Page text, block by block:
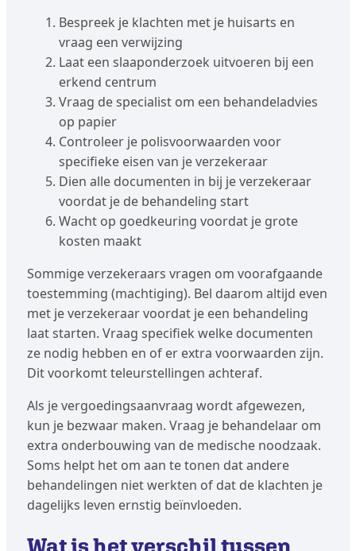
Bespreek je klachten met je huisarts en
vraag een verwijzing
Laat een slaaponderzoek uitvoeren bij een
erkend centrum
Vraag de specialist om een behandeladvies
op papier
Controleer je polisvoorwaarden voor
specifieke eisen van je verzekeraar
Dien alle documenten in bij je verzekeraar
voordat je de behandeling start
Wacht op goedkeuring voordat je grote
kosten maakt
Sommige verzekeraars vragen om voorafgaande
toestemming (machtiging). Bel daarom altijd even
met je verzekeraar voordat je een behandeling
laat starten. Vraag specifiek welke documenten
ze nodig hebben en of er extra voorwaarden zijn.
Dit voorkomt teleurstellingen achteraf.
Als je vergoedingsaanvraag wordt afgewezen,
kun je bezwaar maken. Vraag je behandelaar om
extra onderbouwing van de medische noodzaak.
Soms helpt het om aan te tonen dat andere
behandelingen niet werkten of dat de klachten je
dagelijks leven ernstig beïnvloeden.
Wat is het verschil tussen